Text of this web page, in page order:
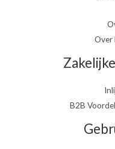
Over
B2B